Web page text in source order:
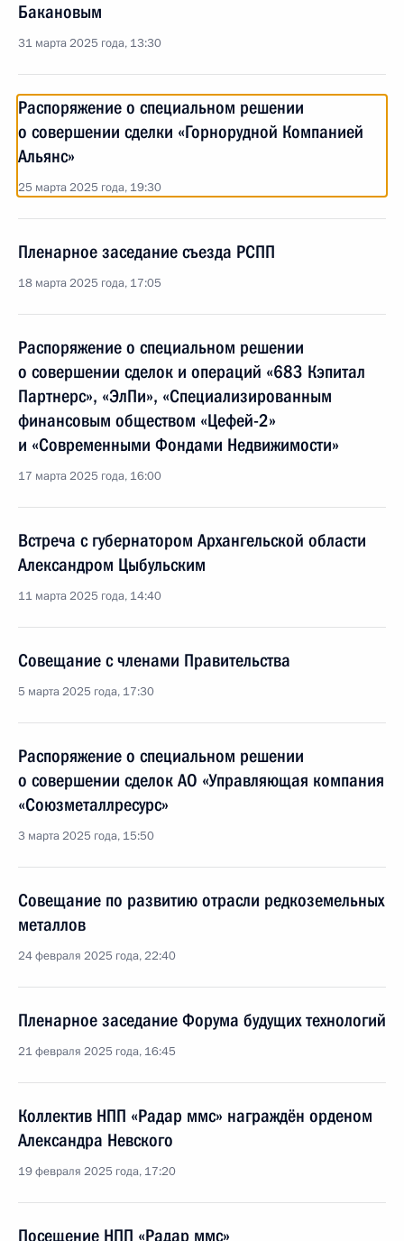
Бакановым
31 марта 2025 года, 13:30
Распоряжение о специальном решении
о совершении сделки «Горнорудной Компанией
Альянс»
25 марта 2025 года, 19:30
Пленарное заседание съезда РСПП
18 марта 2025 года, 17:05
Распоряжение о специальном решении
о совершении сделок и операций «683 Кэпитал
Партнерс», «ЭлПи», «Специализированным
финансовым обществом «Цефей-2»
и «Современными Фондами Недвижимости»
17 марта 2025 года, 16:00
Встреча с губернатором Архангельской области
Александром Цыбульским
11 марта 2025 года, 14:40
Совещание с членами Правительства
5 марта 2025 года, 17:30
Распоряжение о специальном решении
о совершении сделок АО «Управляющая компания
«Союзметаллресурс»
3 марта 2025 года, 15:50
Совещание по развитию отрасли редкоземельных
металлов
24 февраля 2025 года, 22:40
Пленарное заседание Форума будущих технологий
21 февраля 2025 года, 16:45
Коллектив НПП «Радар ммс» награждён орденом
Александра Невского
19 февраля 2025 года, 17:20
Посещение НПП «Радар ммс»